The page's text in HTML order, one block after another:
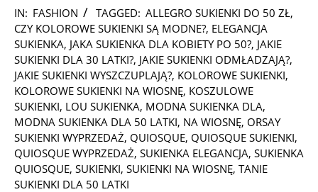
2025-
09-
18
IN: FASHION TAGGED: ALLEGRO SUKIENKI DO 50 ZŁ,
CZY KOLOROWE SUKIENKI SĄ MODNE?, ELEGANCJA
SUKIENKA, JAKA SUKIENKA DLA KOBIETY PO 50?, JAKIE
SUKIENKI DLA 30 LATKI?, JAKIE SUKIENKI ODMŁADZAJĄ?,
JAKIE SUKIENKI WYSZCZUPLAJĄ?, KOLOROWE SUKIENKI,
KOLOROWE SUKIENKI NA WIOSNĘ, KOSZULOWE
SUKIENKI, LOU SUKIENKA, MODNA SUKIENKA DLA,
MODNA SUKIENKA DLA 50 LATKI, NA WIOSNĘ, ORSAY
SUKIENKI WYPRZEDAŻ, QUIOSQUE, QUIOSQUE SUKIENKI,
QUIOSQUE WYPRZEDAŻ, SUKIENKA ELEGANCJA, SUKIENKA
QUIOSQUE, SUKIENKI, SUKIENKI NA WIOSNĘ, TANIE
SUKIENKI DLA 50 LATKI